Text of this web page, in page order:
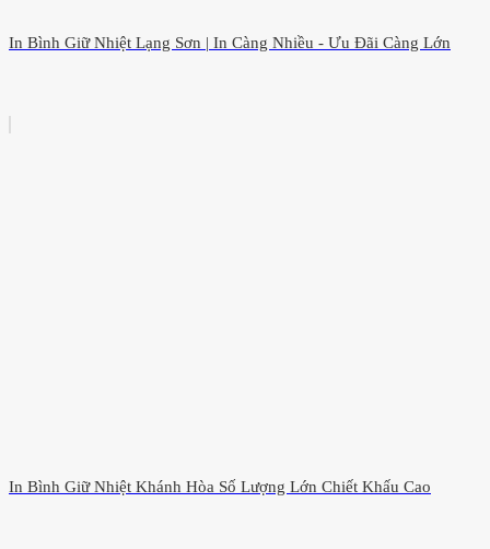
In Bình Giữ Nhiệt Lạng Sơn | In Càng Nhiều - Ưu Đãi Càng Lớn
In Bình Giữ Nhiệt Khánh Hòa Số Lượng Lớn Chiết Khấu Cao